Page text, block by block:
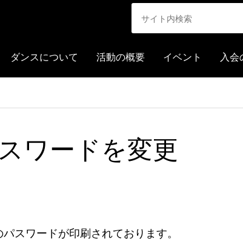
ダンスについて 活動の概要 イベント 入会
ワードを変更
スワードが印刷されております。